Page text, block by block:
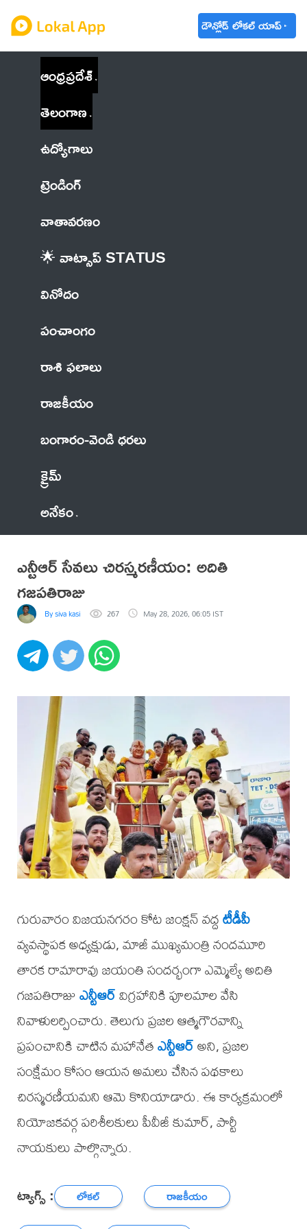
డౌన్లోడ్ లోకల్ యాప్
ఆంధ్రప్రదేశ్
తెలంగాణ
ఉద్యోగాలు
ట్రెండింగ్
వాతావరణం
🌟 వాట్సాప్ STATUS
వినోదం
పంచాంగం
రాశి ఫలాలు
రాజకీయం
బంగారం-వెండి ధరలు
క్రైమ్
అనేకం
ఎన్టీఆర్ సేవలు చిరస్మరణీయం: అదితి
గజపతిరాజు
By siva kasi 267 May 28, 2026, 06:05 IST
గురువారం విజయనగరం కోట జంక్షన్ వద్దటీడీపీ
వ్యవస్థాపక అధ్యక్షుడు, మాజీ ముఖ్యమంత్రి నందమూరి
తారక రామారావు జయంతి సందర్భంగా ఎమ్మెల్యే అదితి
గజపతిరాజుఎన్టీఆర్విగ్రహానికి పూలమాల వేసి
నివాళులర్పించారు. తెలుగు ప్రజల ఆత్మగౌరవాన్ని
ప్రపంచానికి చాటిన మహానేతఎన్టీఆర్అని, ప్రజల
సంక్షేమం కోసం ఆయన అమలు చేసిన పథకాలు
చిరస్మరణీయమని ఆమె కొనియాడారు. ఈ కార్యక్రమంలో
నియోజకవర్గ పరిశీలకులు పీవీజీ కుమార్, పార్టీ
నాయకులు పాల్గొన్నారు.
ట్యాగ్స్ : లోకల్
రాజకీయం